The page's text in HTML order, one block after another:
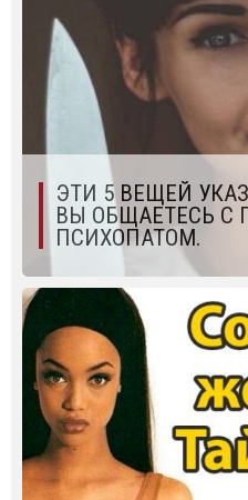
ЭТИ 5 ВЕЩЕЙ
ВЫ ОБЩАЕТЕСЬ С
ПСИХОПАТОМ.